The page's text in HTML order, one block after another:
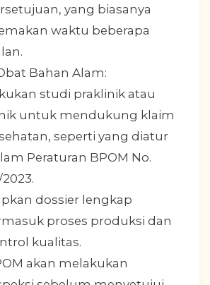
yang biasanya
waktu beberapa
Bahan Alam:
studi praklinik atau
untuk mendukung klaim
seperti yang diatur
Peraturan BPOM No.
dossier lengkap
proses produksi dan
kualitas.
akan melakukan